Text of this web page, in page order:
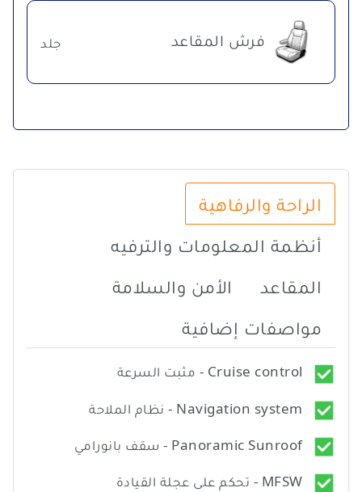
فرش المقاعد جلد
الراحة والرفاهية
أنظمة المعلومات والترفيه
المقاعد
الأمن والسلامة
مواصفات إضافية
Cruise control - مثبت السرعة
Navigation system - نظام الملاحة
Panoramic Sunroof - سقف بانورامي
MFSW - تحكم على عجلة القيادة